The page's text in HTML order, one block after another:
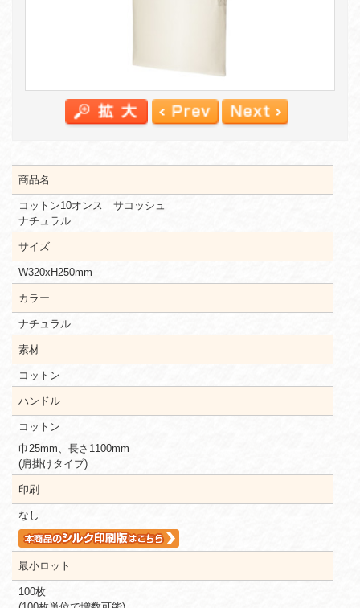
商品名
コットン10オンス サコッシュ
ナチュラル
サイズ
W320xH250mm
カラー
ナチュラル
素材
コットン
ハンドル
コットン
巾25mm、長さ1100mm
(肩掛けタイプ)
印刷
なし
最小ロット
100枚